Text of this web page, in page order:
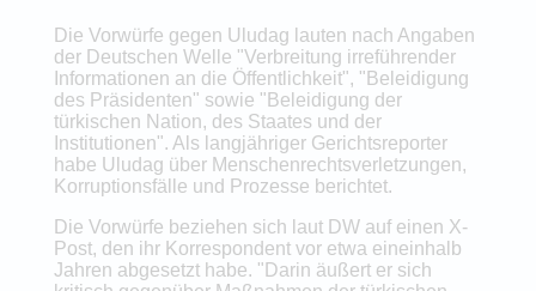
Die Vorwürfe gegen Uludag lauten nach Angaben
der Deutschen Welle "Verbreitung irreführender
Informationen an die Öffentlichkeit", "Beleidigung
des Präsidenten" sowie "Beleidigung der
türkischen Nation, des Staates und der
Institutionen". Als langjähriger Gerichtsreporter
habe Uludag über Menschenrechtsverletzungen,
Korruptionsfälle und Prozesse berichtet.
Die Vorwürfe beziehen sich laut DW auf einen X-
Post, den ihr Korrespondent vor etwa eineinhalb
Jahren abgesetzt habe. "Darin äußert er sich